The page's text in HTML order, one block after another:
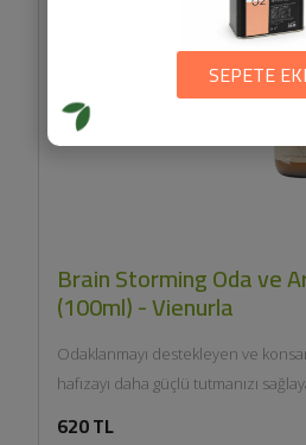
Brain Storming Oda ve
(100ml) - Vienurla
Odaklanmayı destekleyen ve
hafızayı daha güçlü tutmanızı
620 TL
SEPETE